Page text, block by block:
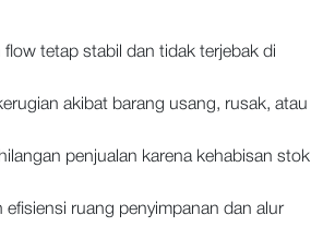
flow tetap stabil dan tidak terjebak di
akibat barang usang, rusak, atau
penjualan karena kehabisan stok
efisiensi ruang penyimpanan dan alur